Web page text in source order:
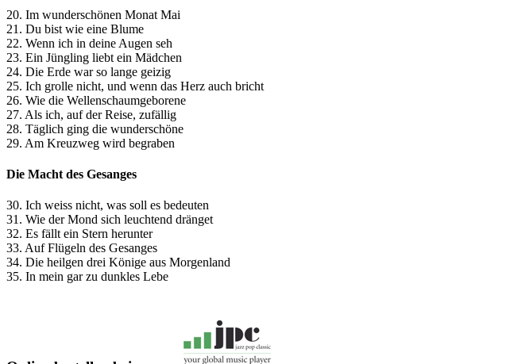
20. Im wunderschönen Monat Mai
21. Du bist wie eine Blume
22. Wenn ich in deine Augen seh
23. Ein Jüngling liebt ein Mädchen
24. Die Erde war so lange geizig
25. Ich grolle nicht, und wenn das Herz auch bricht
26. Wie die Wellenschaumgeborene
27. Als ich, auf der Reise, zufällig
28. Täglich ging die wunderschöne
29. Am Kreuzweg wird begraben
Die Macht des Gesanges
30. Ich weiss nicht, was soll es bedeuten
31. Wie der Mond sich leuchtend dränget
32. Es fällt ein Stern herunter
33. Auf Flügeln des Gesanges
34. Die heilgen drei Könige aus Morgenland
35. In mein gar zu dunkles Lebe